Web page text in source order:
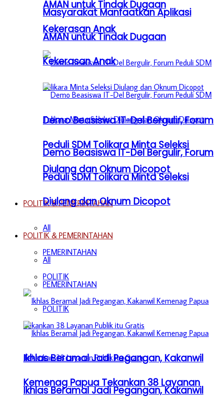
AMAN untuk Tindak Dugaan
Kekerasan Anak
Demo Beasiswa IT-Del Bergulir, Forum
Peduli SDM Tolikara Minta Seleksi
Diulang dan Oknum Dicopot
POLITIK & PEMERINTAHAN
All
PEMERINTAHAN
POLITIK
Ikhlas Beramal Jadi Pegangan, Kakanwil
Kemenag Papua Tekankan 38 Layanan
Masyarakat Manfaatkan Aplikasi
AMAN untuk Tindak Dugaan
Kekerasan Anak
Demo Beasiswa IT-Del Bergulir, Forum
Peduli SDM Tolikara Minta Seleksi
Diulang dan Oknum Dicopot
POLITIK & PEMERINTAHAN
All
PEMERINTAHAN
POLITIK
Ikhlas Beramal Jadi Pegangan, Kakanwil